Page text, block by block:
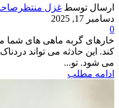
ارسال توسط غزل
دسامبر 17, 2025
0
خارهای گربه ماهی های شما
کند. این حادثه می تواند
می شود. تو...
ادامه مطلب